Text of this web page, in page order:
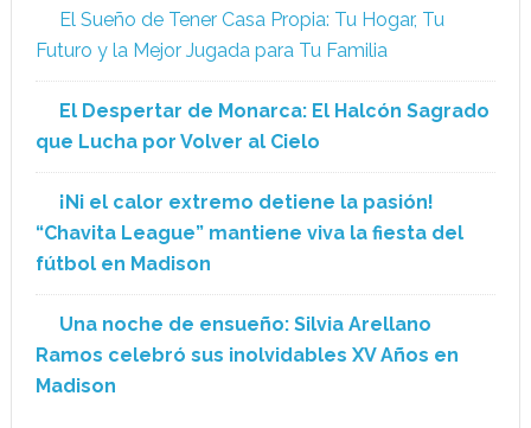
El Sueño de Tener Casa Propia: Tu Hogar, Tu
Futuro y la Mejor Jugada para Tu Familia
El Despertar de Monarca: El Halcón Sagrado
que Lucha por Volver al Cielo
¡Ni el calor extremo detiene la pasión!
“Chavita League” mantiene viva la fiesta del
fútbol en Madison
Una noche de ensueño: Silvia Arellano
Ramos celebró sus inolvidables XV Años en
Madison